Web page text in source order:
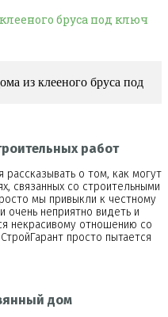
бруса под ключ
из клееного бруса под
работ
о том, как могут
связанных со строительными
мы привыкли к честному
очень неприятно видеть и
некрасивому отношению со
просто пытается
дом